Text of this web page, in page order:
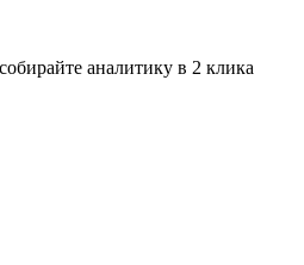
аналитику в 2 клика